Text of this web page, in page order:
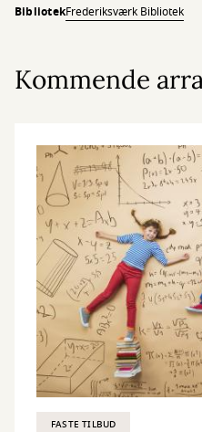
BibliotekFrederiksværk Bibliotek
Kommende
FASTE TILBUD